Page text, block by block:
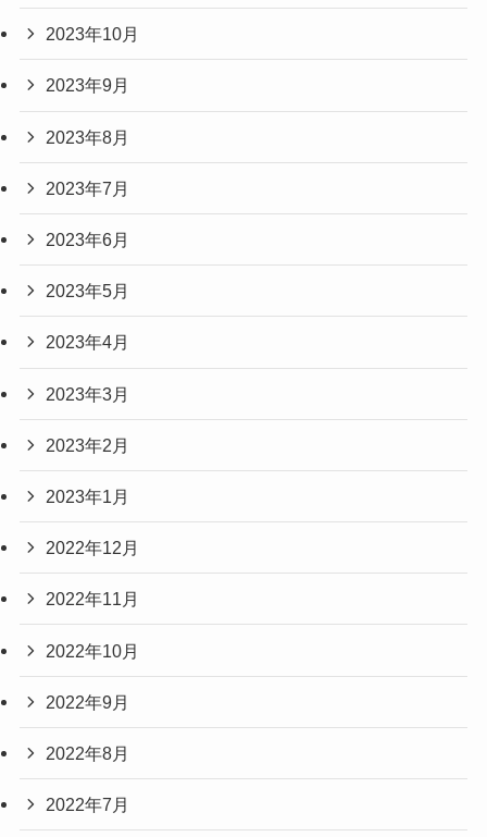
2023年10月
2023年9月
2023年8月
2023年7月
2023年6月
2023年5月
2023年4月
2023年3月
2023年2月
2023年1月
2022年12月
2022年11月
2022年10月
2022年9月
2022年8月
2022年7月